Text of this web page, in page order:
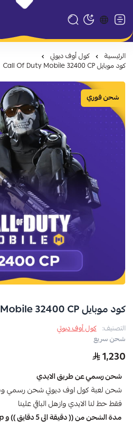
تبديل الوضع الداكن
متجر
الرئيسية
كول أوف ديوتي
كود موبايل Call Of Duty Mobile 32400 CP
شحن فوري
كود موبايل Call Of Duty Mobile 32400 CP
التصنيف: كول أوف ديوتي
شحن سريع
1,230
شحن رسمي عن طريق الايدي
شحن لعبة كول اوف ديوتي شحن رسمي
فقط حط لنا الايدي وازهل الباقي علينا
مدة الشحن من (( دقيقة الى 5 دقايق )) و cp في حسابك